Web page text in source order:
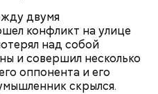
двумя
конфликт на улице
над собой
и совершил несколько
оппонента и его
скрылся.
не пристегнувшихся
инспекторы ДПС.